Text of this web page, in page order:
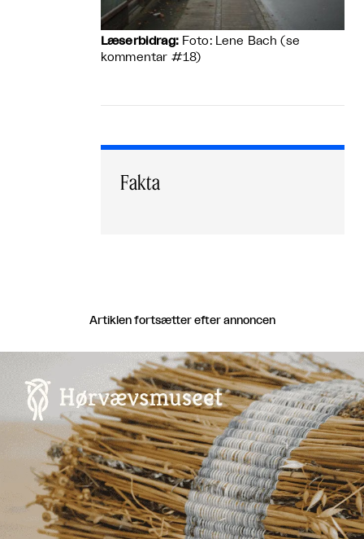
Læserbidrag:Foto: Lene Bach (se
kommentar #18)
Fakta
Artiklen fortsætter efter annoncen